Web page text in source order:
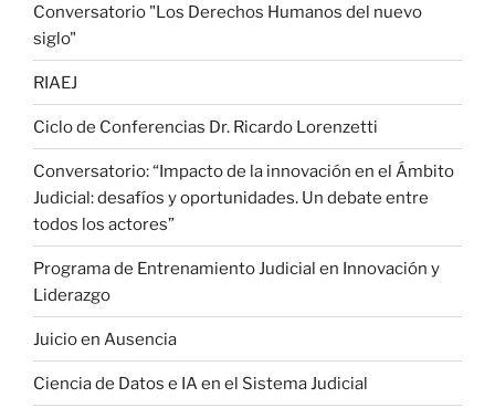
Conversatorio "Los Derechos Humanos del nuevo
siglo"
RIAEJ
Ciclo de Conferencias Dr. Ricardo Lorenzetti
Conversatorio: “Impacto de la innovación en el Ámbito
Judicial: desafíos y oportunidades. Un debate entre
todos los actores”
Programa de Entrenamiento Judicial en Innovación y
Liderazgo
Juicio en Ausencia
Ciencia de Datos e IA en el Sistema Judicial